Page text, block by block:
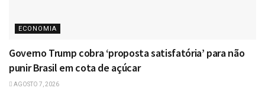
ECONOMIA
Governo Trump cobra ‘proposta satisfatória’ para não
punir Brasil em cota de açúcar
AGOSTO 7, 2026